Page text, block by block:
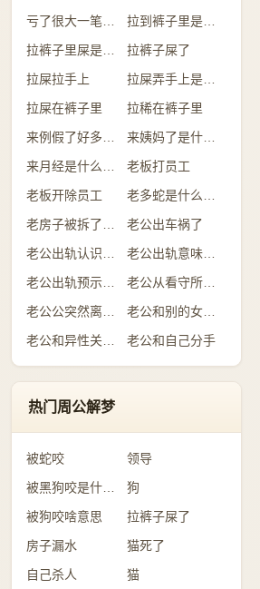
拉到裤子里是什么情况
拉裤子屎了
拉屎拉手上
拉屎弄手上是什么意思
拉屎在裤子里
拉稀在裤子里
来姨妈了是什么意思
老板打员工
老板开除员工
老公出车祸了
老公出轨意味着什么
老公从看守所回来
老公和别的女人吃饭
老公和自己分手
热门周公解梦
被蛇咬
领导
狗
被狗咬啥意思
拉裤子屎了
房子漏水
猫死了
自己杀人
猫